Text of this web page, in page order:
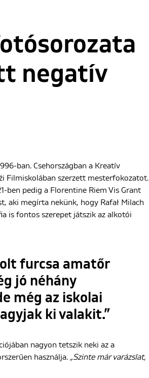
negatív
ban. Csehországban a Kreatív
Filmiskolában szerzett mesterfokozatot.
ben pedig a Florentine Riem Vis Grant
aki megírta nekünk, hogy Rafał Milach
is fontos szerepet játszik az alkotói
furcsa amatőr
jó néhány
még az iskolai
ki valakit.”
nagyon tetszik neki az a
használja. „Szinte már varázslat,